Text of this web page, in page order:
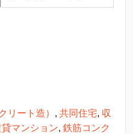
リート造） , 共同住宅, 収
貸マンション, 鉄筋コンク